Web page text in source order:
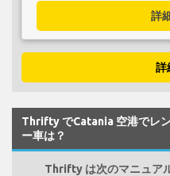
詳
詳
Thrifty でCatania 空港でレ
ー車は？
Thrifty は次のマニュア